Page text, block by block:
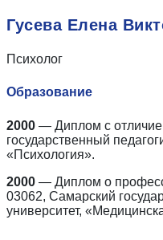
Гусева Елена
Психолог
Образование
2000 — Диплом с
государственный
«Психология».
2000 — Диплом о
03062, Самарский
университет,